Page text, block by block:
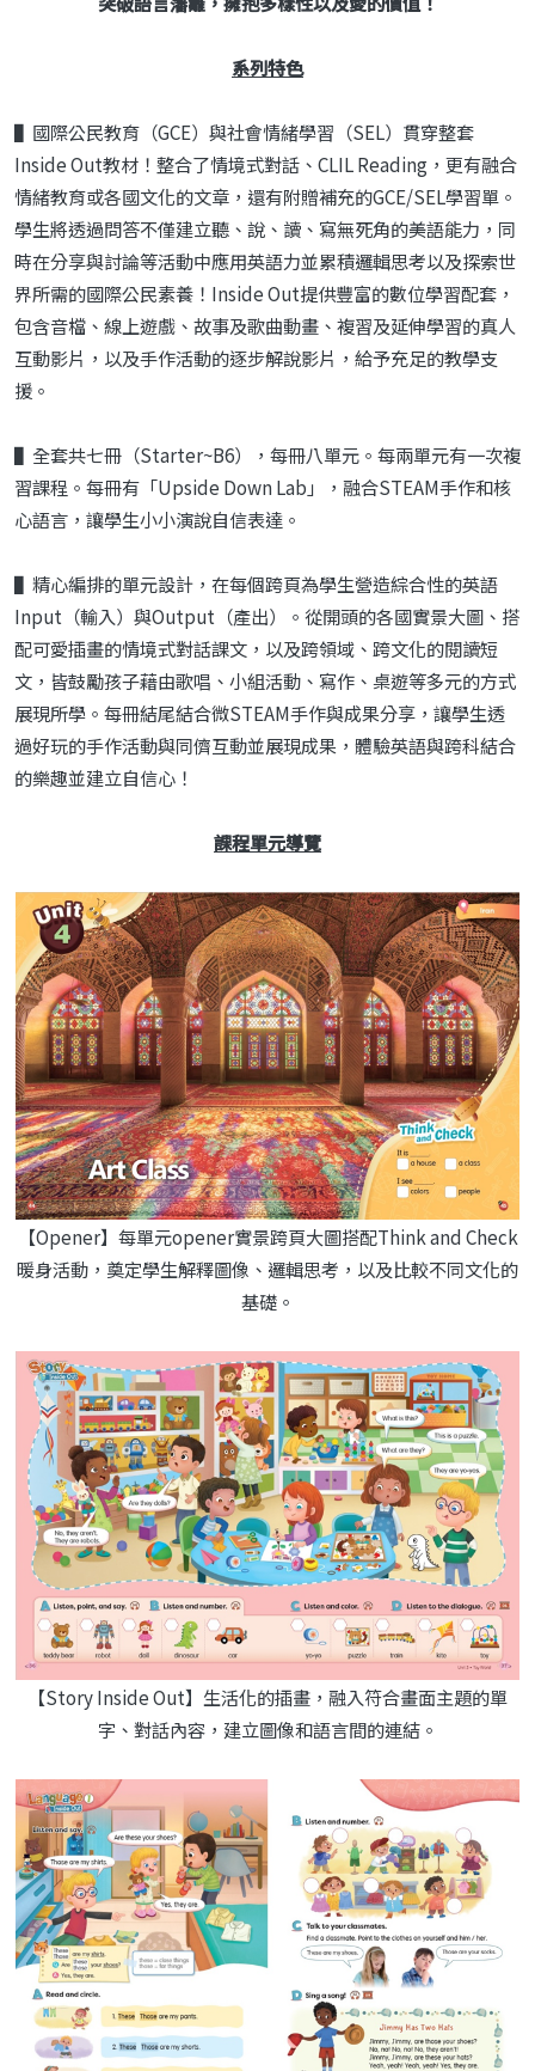
系列特色
▌國際公民教育（GCE）與社會情緒學習（SEL）貫穿整套
Inside Out教材！整合了情境式對話、CLIL Reading，更有融合
情緒教育或各國文化的文章，還有附贈補充的GCE/SEL學習單。
學生將透過問答不僅建立聽、說、讀、寫無死角的美語能力，同
時在分享與討論等活動中應用英語力並累積邏輯思考以及探索世
界所需的國際公民素養！Inside Out提供豐富的數位學習配套，
包含音檔、線上遊戲、故事及歌曲動畫、複習及延伸學習的真人
互動影片，以及手作活動的逐步解說影片，給予充足的教學支
援。
▌全套共七冊（Starter~B6），每冊八單元。每兩單元有一次複
習課程。每冊有「Upside Down Lab」，融合STEAM手作和核
心語言，讓學生小小演說自信表達。
▌精心編排的單元設計，在每個跨頁為學生營造綜合性的英語
Input（輸入）與Output（產出）。從開頭的各國實景大圖、搭
配可愛插畫的情境式對話課文，以及跨領域、跨文化的閱讀短
文，皆鼓勵孩子藉由歌唱、小組活動、寫作、桌遊等多元的方式
展現所學。每冊結尾結合微STEAM手作與成果分享，讓學生透
過好玩的手作活動與同儕互動並展現成果，體驗英語與跨科結合
的樂趣並建立自信心！
課程單元導覽
【Opener】每單元opener實景跨頁大圖搭配Think and Check
暖身活動，奠定學生解釋圖像、邏輯思考，以及比較不同文化的
基礎。
【Story Inside Out】生活化的插畫，融入符合畫面主題的單
字、對話內容，建立圖像和語言間的連結。